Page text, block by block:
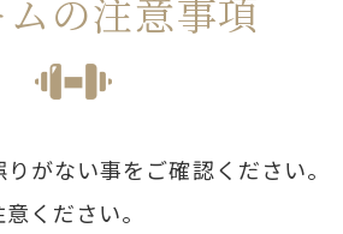
ムの注意事項
がない事をご確認ください。
ください。